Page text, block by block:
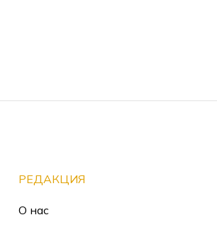
РЕДАКЦИЯ
О нас